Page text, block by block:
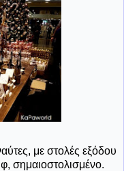
με στολές εξόδου
σημαιοστολισμένο.